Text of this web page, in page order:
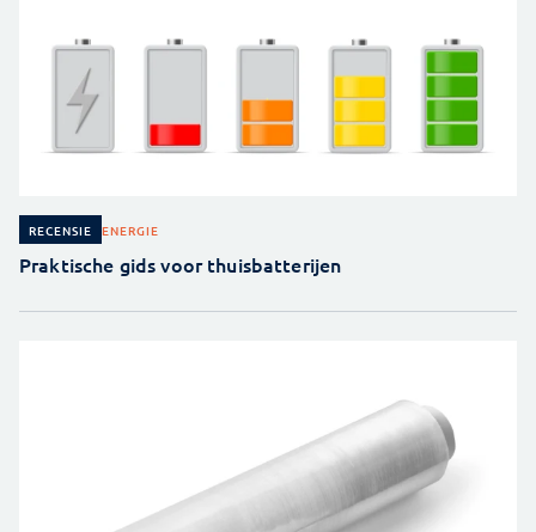
RECENSIE ENERGIE
Praktische gids voor thuisbatterijen